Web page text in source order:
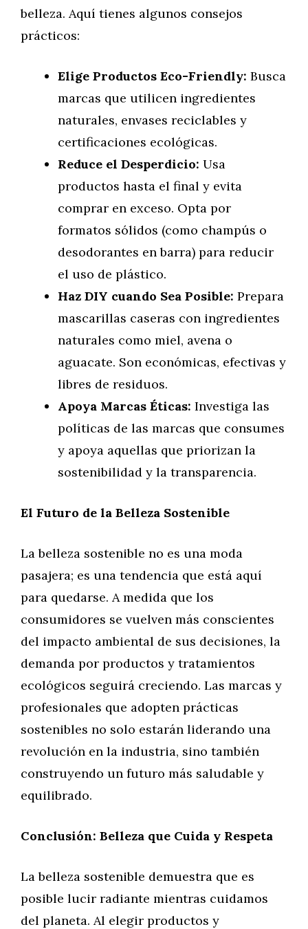
belleza. Aquí tienes algunos consejos
prácticos:
Elige Productos Eco-Friendly: Busca
marcas que utilicen ingredientes
naturales, envases reciclables y
certificaciones ecológicas.
Reduce el Desperdicio: Usa
productos hasta el final y evita
comprar en exceso. Opta por
formatos sólidos (como champús o
desodorantes en barra) para reducir
el uso de plástico.
Haz DIY cuando Sea Posible: Prepara
mascarillas caseras con ingredientes
naturales como miel, avena o
aguacate. Son económicas, efectivas y
libres de residuos.
Apoya Marcas Éticas: Investiga las
políticas de las marcas que consumes
y apoya aquellas que priorizan la
sostenibilidad y la transparencia.
El Futuro de la Belleza Sostenible
La belleza sostenible no es una moda
pasajera; es una tendencia que está aquí
para quedarse. A medida que los
consumidores se vuelven más conscientes
del impacto ambiental de sus decisiones, la
demanda por productos y tratamientos
ecológicos seguirá creciendo. Las marcas y
profesionales que adopten prácticas
sostenibles no solo estarán liderando una
revolución en la industria, sino también
construyendo un futuro más saludable y
equilibrado.
Conclusión: Belleza que Cuida y Respeta
La belleza sostenible demuestra que es
posible lucir radiante mientras cuidamos
del planeta. Al elegir productos y